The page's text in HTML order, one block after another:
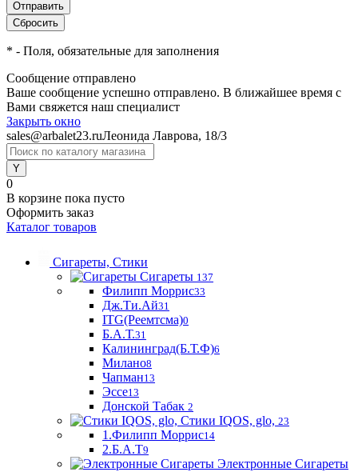
* - Поля, обязательные для заполнения
Сообщение отправлено
Ваше сообщение успешно отправлено. В ближайшее время с
Вами свяжется наш специалист
Закрыть окно
sales@arbalet23.ruЛеонида Лаврова, 18/3
0
В корзине пока пусто
Оформить заказ
Каталог товаров
Сигареты, Стики
Сигареты 137
Филипп Моррис33
Дж.Ти.Ай31
ITG(Реемтсма)0
Б.А.Т.31
Калининград(Б.Т.Ф)6
Милано8
Чапман13
Эссе13
Донской Табак 2
Стики IQOS, glo, 23
1.Филипп Моррис14
2.Б.А.Т9
Электронные Сигареты